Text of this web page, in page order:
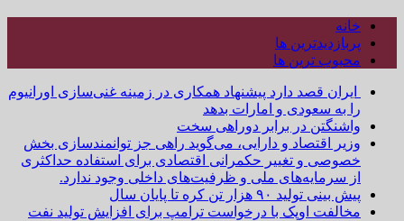
خانه
پربازدیدترین ها
محبوب ترین ها
ایران قصد دارد پیشنهاد همکاری در زمینه غنی‌سازی اورانیوم
را به سعودی و امارات بدهد
واشنگتن در برابر دوراهی سخت
وزیر اقتصاد و دارایی، می‌گوید راهی جز توانمندسازی بخش
خصوصی و تغییر حکمرانی اقتصادی برای استفاده حداکثری
از سرمایه‌های ملی و ظرفیت‌های داخلی وجود ندارد.
پیش بینی تولید ۹۰ هزار تن کره تا پایان سال
مخالفت اوپک با درخواست ترامپ برای افزایش تولید نفت